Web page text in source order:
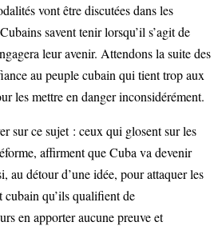
vont être discutées dans les
savent tenir lorsqu’il s’agit de
leur avenir. Attendons la suite des
au peuple cubain qui tient trop aux
les mettre en danger inconsidérément.
sur ce sujet : ceux qui glosent sur les
affirment que Cuba va devenir
au détour d’une idée, pour attaquer les
cubain qu’ils qualifient de
en apporter aucune preuve et